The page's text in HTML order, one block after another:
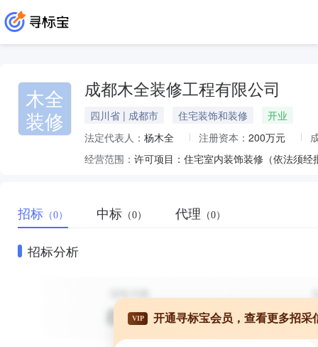
木全
装修
成都木全装修工程有限公司
四川省 | 成都市 住宅装饰和装修
开业
法定代表人： 杨木全 注册资本： 200万元
经营范围：
招标 （0） 中标 （0） 代理 （0）
招标分析
VIP 开通寻标宝会员，查看更多招采